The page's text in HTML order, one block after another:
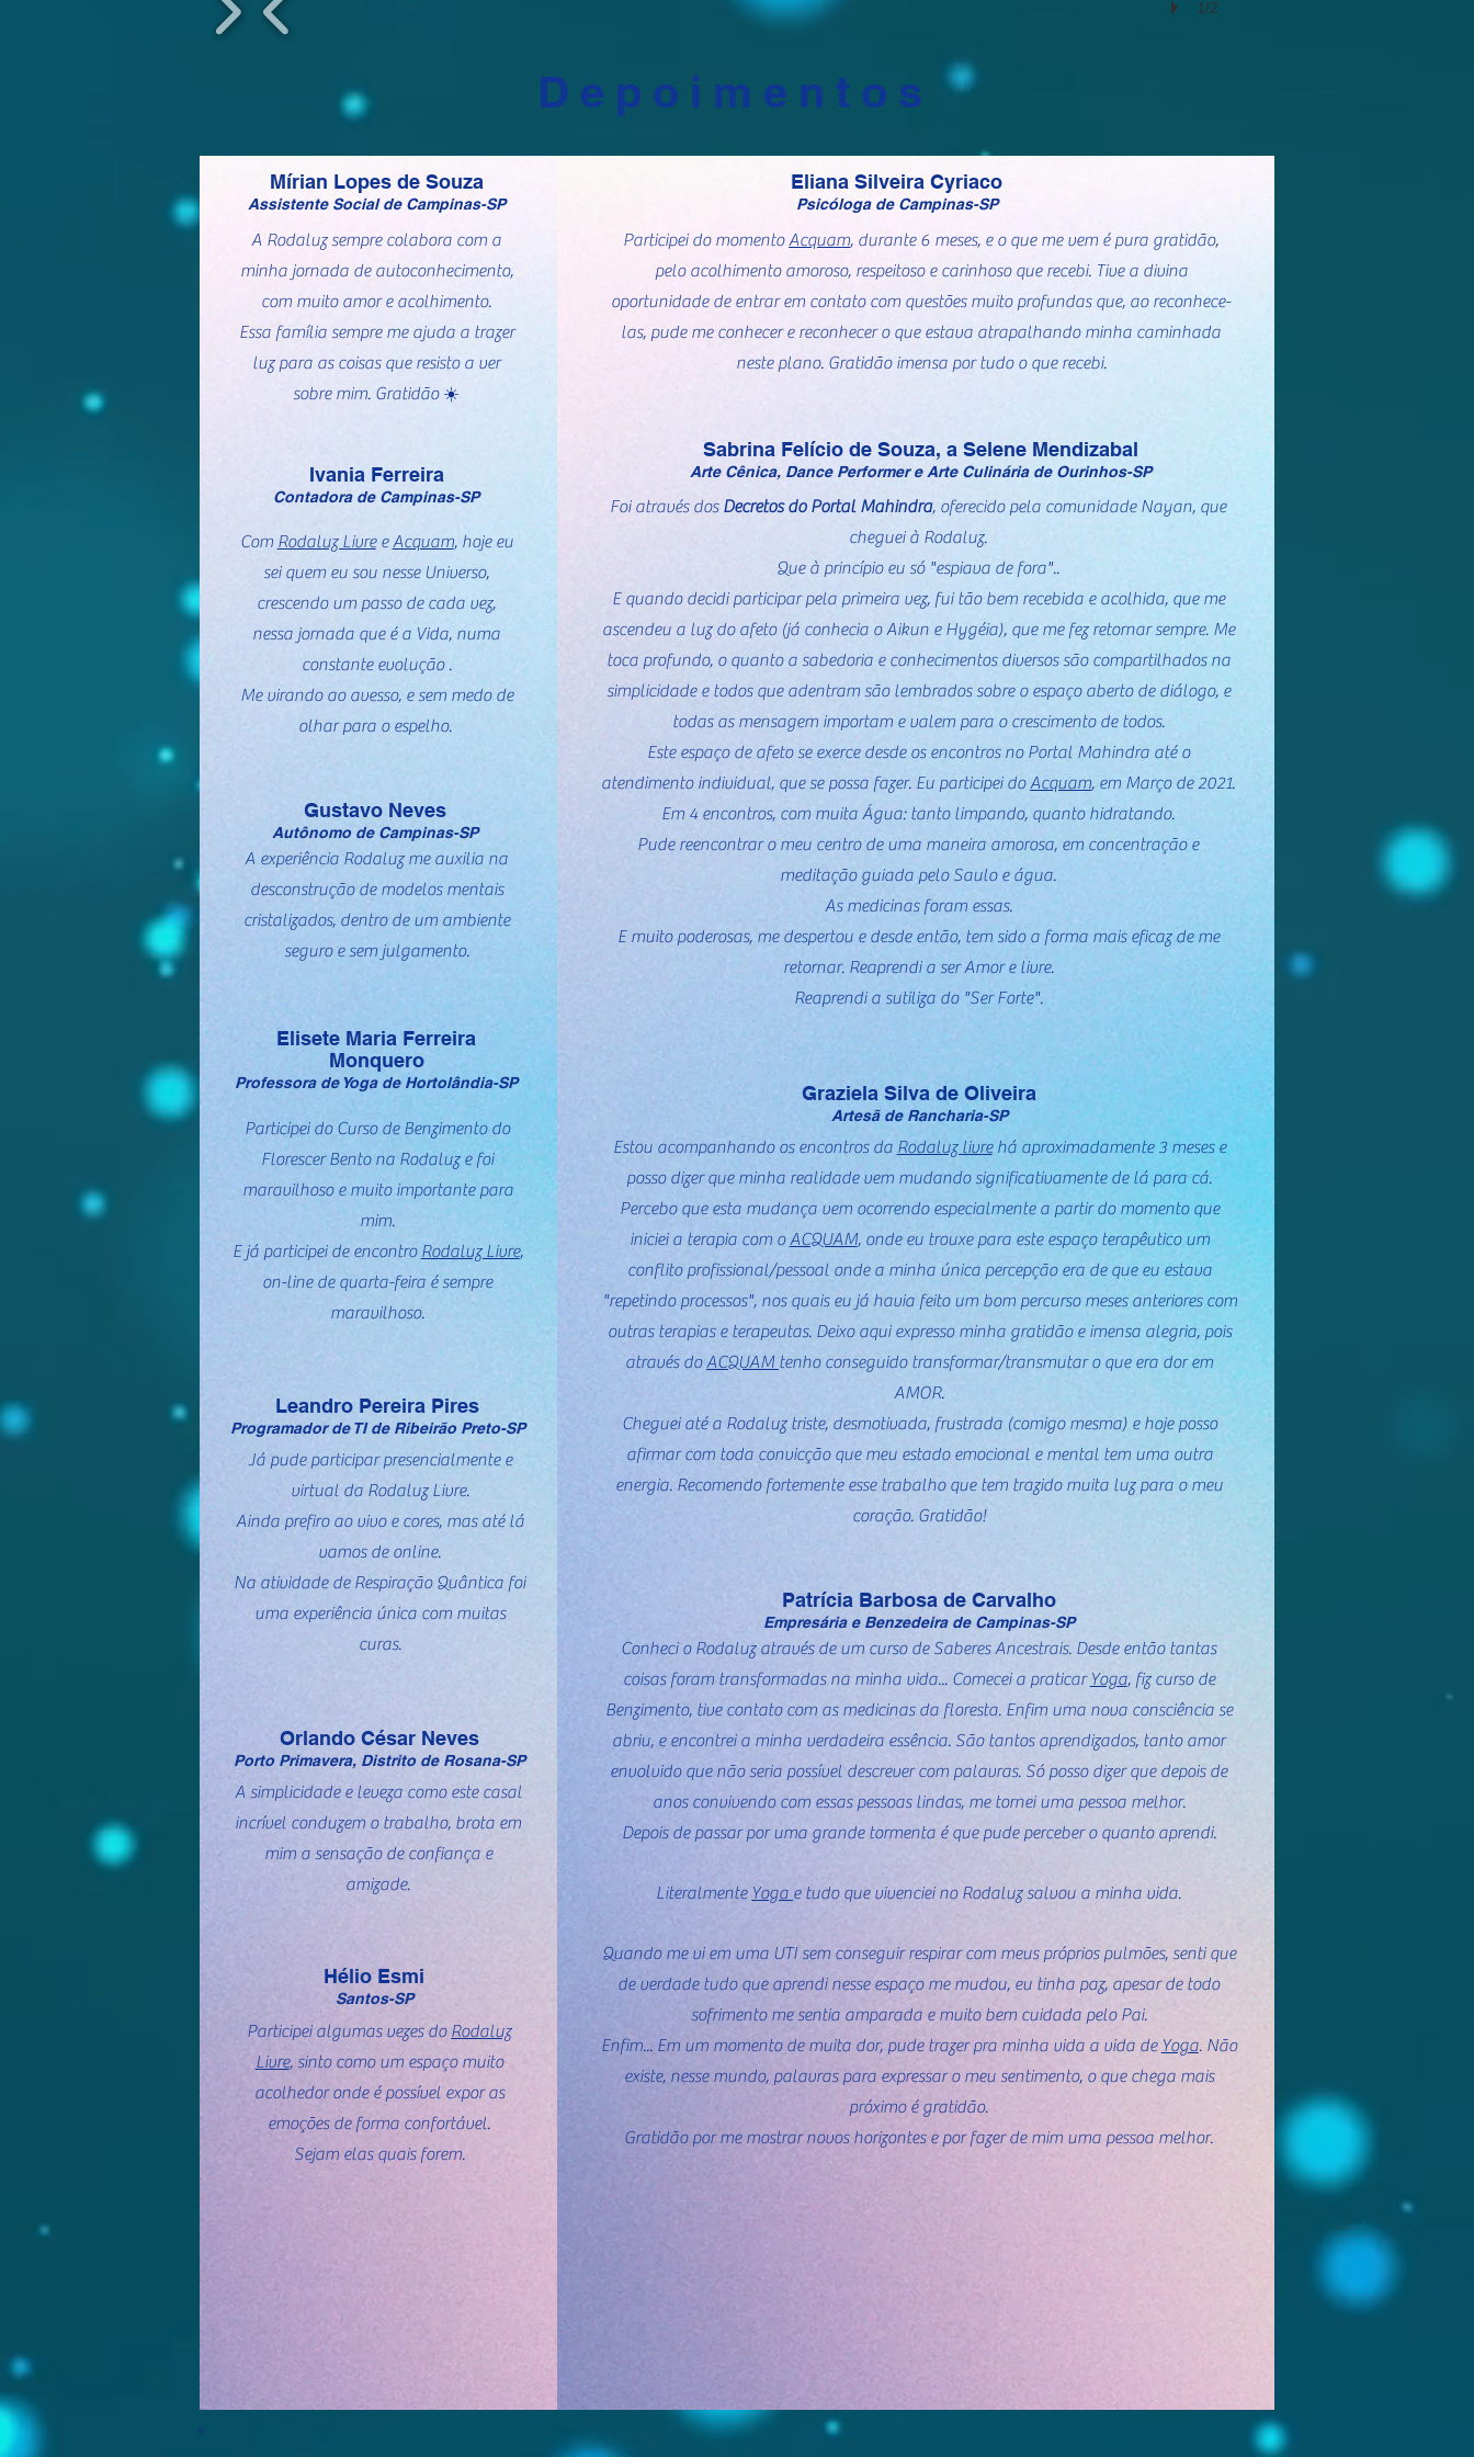
1/2
Depoimentos
Mírian Lopes de Souza
Assistente Social de Campinas-SP
A Rodaluz sempre colabora com a
minha jornada de autoconhecimento,
com muito amor e acolhimento.
Essa família sempre me ajuda a trazer
luz para as coisas que resisto a ver
sobre mim. Gratidão ☀️
Ivania Ferreira
Contadora de Campinas-SP
Com Rodaluz LivreeAcquam, hoje eu
sei quem eu sou nesse Universo,
crescendo um passo de cada vez,
nessa jornada que é a Vida, numa
constante evolução .
Me virando ao avesso, e sem medo de
olhar para o espelho.
Gustavo Neves
Autônomo de Campinas-SP
A experiência Rodaluz me auxilia na
desconstrução de modelos mentais
cristalizados, dentro de um ambiente
seguro e sem julgamento.
Elisete Maria Ferreira
Monquero
Professora de Yoga de Hortolândia-SP
Participei do Curso de Benzimento do
Florescer Bento na Rodaluz e foi
maravilhoso e muito importante para
mim.
E já participei de encontro Rodaluz Livre,
on-line de quarta-feira é sempre
maravilhoso.
Leandro Pereira Pires
Programador de TI de Ribeirão Preto-SP
Já pude participar presencialmente e
virtual da Rodaluz Livre.
Ainda prefiro ao vivo e cores, mas até lá
vamos de online.
Na atividade de Respiração Quântica foi
uma experiência única com muitas
curas.
Orlando César Neves
Porto Primavera, Distrito de Rosana-SP
A simplicidade e leveza como este casal
incrível conduzem o trabalho, brota em
mim a sensação de confiança e
amizade.
Hélio Esmi
Santos-SP
Participei algumas vezes do Rodaluz
Livre, sinto como um espaço muito
acolhedor onde é possível expor as
emoções de forma confortável.
Sejam elas quais forem.
Eliana Silveira Cyriaco
Psicóloga de Campinas-SP
Participei do momentoAcquam, durante 6 meses, e o que me vem é pura gratidão,
pelo acolhimento amoroso, respeitoso e carinhoso que recebi. Tive a divina
oportunidade de entrar em contato com questões muito profundas que, ao reconhece-
las, pude me conhecer e reconhecer o que estava atrapalhando minha caminhada
neste plano. Gratidão imensa por tudo o que recebi.
Sabrina Felício de Souza, a Selene Mendizabal
Arte Cênica, Dance Performer e Arte Culinária de Ourinhos-SP
Foi através dos Decretos do Portal Mahindra, oferecido pela comunidade Nayan, que
cheguei à Rodaluz.
Que à princípio eu só "espiava de fora"..
E quando decidi participar pela primeira vez, fui tão bem recebida e acolhida, que me
ascendeu a luz do afeto (já conhecia o Aikun e Hygéia), que me fez retornar sempre. Me
toca profundo, o quanto a sabedoria e conhecimentos diversos são compartilhados na
simplicidade e todos que adentram são lembrados sobre o espaço aberto de diálogo, e
todas as mensagem importam e valem para o crescimento de todos.
Este espaço de afeto se exerce desde os encontros no Portal Mahindra até o
atendimento individual, que se possa fazer. Eu participei doAcquam, em Março de 2021.
Em 4 encontros, com muita Água: tanto limpando, quanto hidratando.
Pude reencontrar o meu centro de uma maneira amorosa, em concentração e
meditação guiada pelo Saulo e água.
As medicinas foram essas.
E muito poderosas, me despertou e desde então, tem sido a forma mais eficaz de me
retornar. Reaprendi a ser Amor e livre.
Reaprendi a sutiliza do "Ser Forte".
Graziela Silva de Oliveira
Artesã de Rancharia-SP
Estou acompanhando os encontros da Rodaluz livrehá aproximadamente 3 meses e
posso dizer que minha realidade vem mudando significativamente de lá para cá.
Percebo que esta mudança vem ocorrendo especialmente a partir do momento que
iniciei a terapia com oACQUAM, onde eu trouxe para este espaço terapêutico um
conflito profissional/pessoal onde a minha única percepção era de que eu estava
"repetindo processos", nos quais eu já havia feito um bom percurso meses anteriores com
outras terapias e terapeutas. Deixo aqui expresso minha gratidão e imensa alegria, pois
através doACQUAM tenho conseguido transformar/transmutar o que era dor em
AMOR.
Cheguei até a Rodaluz triste, desmotivada, frustrada (comigo mesma) e hoje posso
afirmar com toda convicção que meu estado emocional e mental tem uma outra
energia. Recomendo fortemente esse trabalho que tem trazido muita luz para o meu
coração. Gratidão!
Patrícia Barbosa de Carvalho
Empresária e Benzedeira de Campinas-SP
Conheci o Rodaluz através de um curso de Saberes Ancestrais. Desde então tantas
coisas foram transformadas na minha vida... Comecei a praticar Yoga, fiz curso de
Benzimento, tive contato com as medicinas da floresta. Enfim uma nova consciência se
abriu, e encontrei a minha verdadeira essência. São tantos aprendizados, tanto amor
envolvido que não seria possível descrever com palavras. Só posso dizer que depois de
anos convivendo com essas pessoas lindas, me tornei uma pessoa melhor.
Depois de passar por uma grande tormenta é que pude perceber o quanto aprendi.
Literalmente Yoga e tudo que vivenciei no Rodaluz salvou a minha vida.
Quando me vi em uma UTI sem conseguir respirar com meus próprios pulmões, senti que
de verdade tudo que aprendi nesse espaço me mudou, eu tinha paz, apesar de todo
sofrimento me sentia amparada e muito bem cuidada pelo Pai.
Enfim... Em um momento de muita dor, pude trazer pra minha vida a vida de Yoga. Não
existe, nesse mundo, palavras para expressar o meu sentimento, o que chega mais
próximo é gratidão.
Gratidão por me mostrar novos horizontes e por fazer de mim uma pessoa melhor.